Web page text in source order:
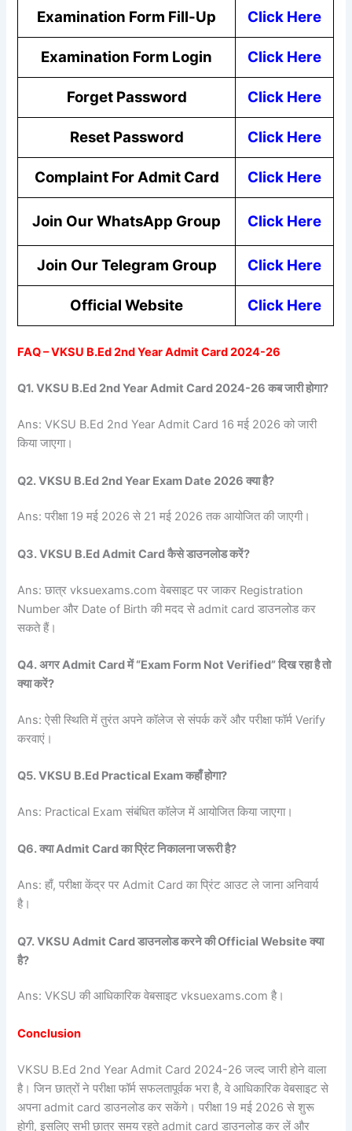
Examination Form Fill-Up Click Here
Examination Form Login Click Here
Forget Password Click Here
Reset Password Click Here
Complaint For Admit Card Click Here
Join Our WhatsApp Group Click Here
Join Our Telegram Group Click Here
Official Website Click Here
FAQ – VKSU B.Ed 2nd Year Admit Card 2024-26
Q1. VKSU B.Ed 2nd Year Admit Card 2024-26 कब जारी होगा?
Ans: VKSU B.Ed 2nd Year Admit Card 16 मई 2026 को जारी
किया जाएगा।
Q2. VKSU B.Ed 2nd Year Exam Date 2026 क्या है?
Ans: परीक्षा 19 मई 2026 से 21 मई 2026 तक आयोजित की जाएगी।
Q3. VKSU B.Ed Admit Card कैसे डाउनलोड करें?
Ans: छात्र vksuexams.com वेबसाइट पर जाकर Registration
Number और Date of Birth की मदद से admit card डाउनलोड कर
सकते हैं।
Q4. अगर Admit Card में “Exam Form Not Verified” दिख रहा है तो
क्या करें?
Ans: ऐसी स्थिति में तुरंत अपने कॉलेज से संपर्क करें और परीक्षा फॉर्म Verify
करवाएं।
Q5. VKSU B.Ed Practical Exam कहाँ होगा?
Ans: Practical Exam संबंधित कॉलेज में आयोजित किया जाएगा।
Q6. क्या Admit Card का प्रिंट निकालना जरूरी है?
Ans: हाँ, परीक्षा केंद्र पर Admit Card का प्रिंट आउट ले जाना अनिवार्य
है।
Q7. VKSU Admit Card डाउनलोड करने की Official Website क्या
है?
Ans: VKSU की आधिकारिक वेबसाइट vksuexams.com है।
Conclusion
VKSU B.Ed 2nd Year Admit Card 2024-26 जल्द जारी होने वाला
है। जिन छात्रों ने परीक्षा फॉर्म सफलतापूर्वक भरा है, वे आधिकारिक वेबसाइट से
अपना admit card डाउनलोड कर सकेंगे। परीक्षा 19 मई 2026 से शुरू
होगी, इसलिए सभी छात्र समय रहते admit card डाउनलोड कर लें और